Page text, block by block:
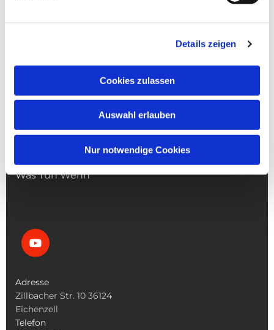
Details zeigen
Cookies zulassen
Auswahl erlauben
Nur notwendige Cookies
NAVIGATION
Die Pfarrgemeinde
Die Kita
Was Tun Wenn
Adresse
Zillbacher Str. 10 36124
Eichenzell
Telefon